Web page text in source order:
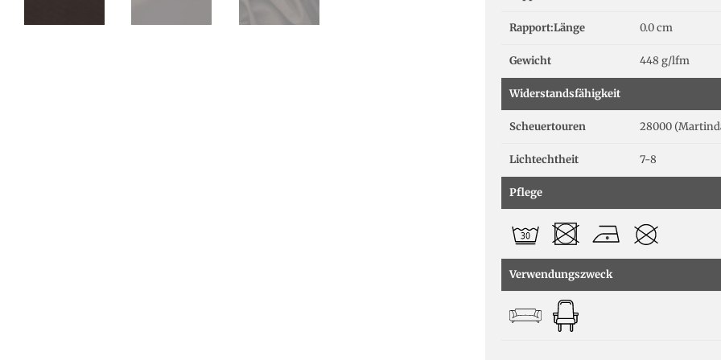
Rapport:Länge 0.0 cm
Gewicht 448 g/lfm
Widerstandsfähigkeit
Scheuertouren 28000
Lichtechtheit 7-8
Pflege
Verwendungszweck